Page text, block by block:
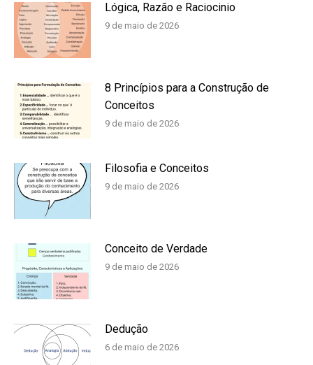
Lógica, Razão e Raciocinio
9 de maio de 2026
8 Princípios para a Construção de
Conceitos
9 de maio de 2026
Filosofia e Conceitos
9 de maio de 2026
Conceito de Verdade
9 de maio de 2026
Dedução
6 de maio de 2026